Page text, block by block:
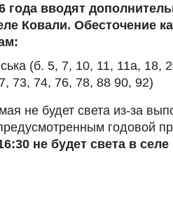
года вводят
Ковали. Обесточение
(б. 5, 7, 10, 11, 11а, 18,
73, 74, 76, 78, 88 90, 92)
не будет света из-за
годовой
не будет света в